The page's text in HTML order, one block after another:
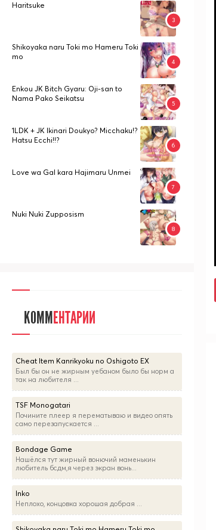
Haritsuke
Shikoyaka naru Toki mo Hameru Toki
mo
Enkou JK Bitch Gyaru: Oji-san to
Nama Pako Seikatsu
1LDK + JK Ikinari Doukyo? Micchaku!?
Hatsu Ecchi!!?
Love wa Gal kara Hajimaru Unmei
Nuki Nuki Zupposism
КОММЕНТАРИИ
Cheat Item Kanrikyoku no Oshigoto EX
Был бы он не жирным уебаном было бы норм а
так на любителя ...
TSF Monogatari
Почините плеер я перематываю и видео опять
само перезапускается ...
Bondage Game
Нашёлся тут жирный вонючий маменькин
любитель бсдм,я через экран вонь...
Inko
Неплохо, концовка хорошая добрая ...